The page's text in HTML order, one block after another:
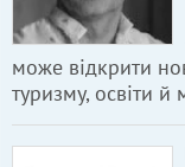
може відкрити
туризму, освіти й